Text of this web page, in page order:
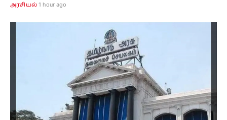
அரசியல் 1 hour ago